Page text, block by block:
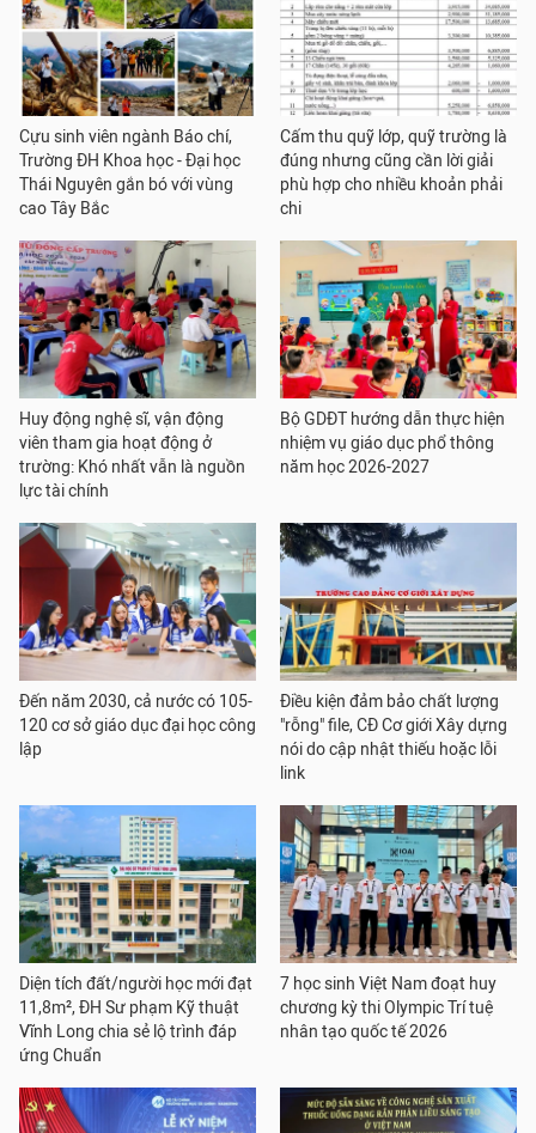
Cựu sinh viên ngành Báo chí,
Trường ĐH Khoa học - Đại học
Thái Nguyên gắn bó với vùng
cao Tây Bắc
Cấm thu quỹ lớp, quỹ trường là
đúng nhưng cũng cần lời giải
phù hợp cho nhiều khoản phải
chi
Huy động nghệ sĩ, vận động
viên tham gia hoạt động ở
trường: Khó nhất vẫn là nguồn
lực tài chính
Bộ GDĐT hướng dẫn thực hiện
nhiệm vụ giáo dục phổ thông
năm học 2026-2027
Đến năm 2030, cả nước có 105-
120 cơ sở giáo dục đại học công
lập
Điều kiện đảm bảo chất lượng
"rỗng" file, CĐ Cơ giới Xây dựng
nói do cập nhật thiếu hoặc lỗi
link
Diện tích đất/người học mới đạt
11,8m², ĐH Sư phạm Kỹ thuật
Vĩnh Long chia sẻ lộ trình đáp
ứng Chuẩn
7 học sinh Việt Nam đoạt huy
chương kỳ thi Olympic Trí tuệ
nhân tạo quốc tế 2026